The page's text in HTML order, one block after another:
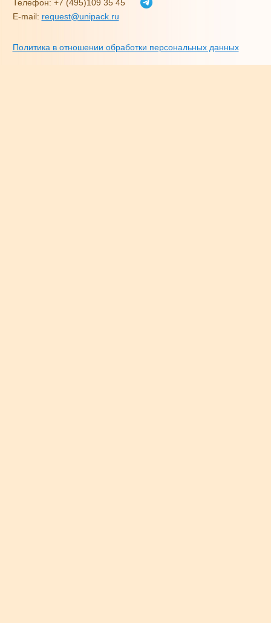
Телефон: +7 (495)109 35 45
E-mail: request@unipack.ru
Политика в отношении обработки персональных данных